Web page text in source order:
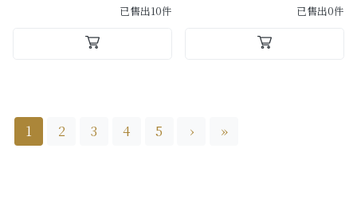
已售出10件
已售出0件
1 2 3 4 5 › »